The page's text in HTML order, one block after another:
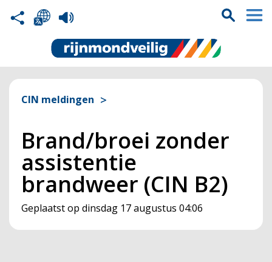
CIN meldingen
Brand/broei zonder
assistentie
brandweer (CIN B2)
Geplaatst op dinsdag 17 augustus 04:06